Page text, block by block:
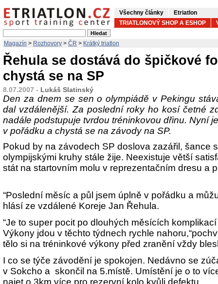
Všechny články
Etriatlon
TRIATLONOVÝ SHOP A ESHOP
Magazín > Rozhovory > ČR > Krátký triatlon
Řehula se dostává do špičkové
chystá se na SP
8.07.2007 - Lukáš Slatinský
Den za dnem se sen o olympiádě v Pekingu
dal vzdálenější. Za poslední roky ho kosí četné
nadále podstupuje tvrdou tréninkovou dřinu. Nyní
v pořádku a chystá se na závody na SP.
Pokud by na závodech SP doslova zazářil, šance
olympijskými kruhy stále žije. Neexistuje větší
stát na startovním molu v reprezentačním dresu a
“Poslední měsíc a půl jsem úplně v pořádku a
hlásí ze vzdálené Koreje Jan Řehula.
“Je to super pocit po dlouhých měsících
Výkony jdou v těchto týdnech rychle
tělo si na tréninkové výkony před zranění vždy
I co se týče závodění je spokojen. Nedávno se
v Sokcho a skončil na 5.místě. Umístění je o to
najet o 3km více pro rezervní kolo kvůli defektu.